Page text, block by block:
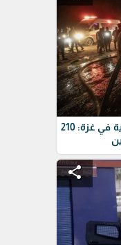
تفاصيل جديدة حول اتفاق المرحلة الثانية في غزة: 210
share